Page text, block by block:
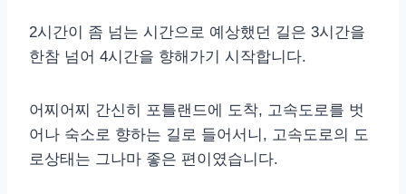
2시간이 좀 넘는 시간으로 예상했던 길은 3시간을
한참 넘어 4시간을 향해가기 시작합니다.
어찌어찌 간신히 포틀랜드에 도착, 고속도로를 벗
어나 숙소로 향하는 길로 들어서니, 고속도로의 도
로상태는 그나마 좋은 편이였습니다.